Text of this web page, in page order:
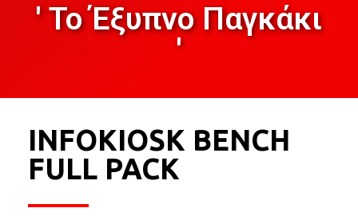
' Το Έξυπνο Παγκάκι
'
INFOKIOSK BENCH
FULL PACK